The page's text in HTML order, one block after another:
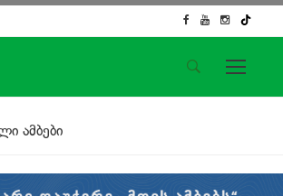
საიტის მენიუ
მთავარი
ამბები